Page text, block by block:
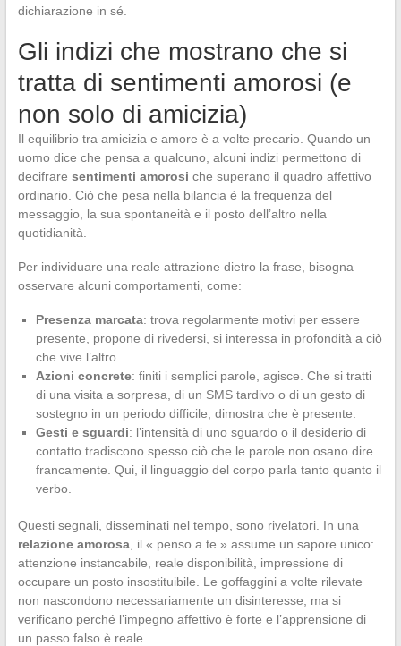
dichiarazione in sé.
Gli indizi che mostrano che si
tratta di sentimenti amorosi (e
non solo di amicizia)
Il equilibrio tra amicizia e amore è a volte precario. Quando un
uomo dice che pensa a qualcuno, alcuni indizi permettono di
decifrare sentimenti amorosi che superano il quadro affettivo
ordinario. Ciò che pesa nella bilancia è la frequenza del
messaggio, la sua spontaneità e il posto dell’altro nella
quotidianità.
Per individuare una reale attrazione dietro la frase, bisogna
osservare alcuni comportamenti, come:
Presenza marcata: trova regolarmente motivi per essere
presente, propone di rivedersi, si interessa in profondità a ciò
che vive l’altro.
Azioni concrete: finiti i semplici parole, agisce. Che si tratti
di una visita a sorpresa, di un SMS tardivo o di un gesto di
sostegno in un periodo difficile, dimostra che è presente.
Gesti e sguardi: l’intensità di uno sguardo o il desiderio di
contatto tradiscono spesso ciò che le parole non osano dire
francamente. Qui, il linguaggio del corpo parla tanto quanto il
verbo.
Questi segnali, disseminati nel tempo, sono rivelatori. In una
relazione amorosa, il « penso a te » assume un sapore unico:
attenzione instancabile, reale disponibilità, impressione di
occupare un posto insostituibile. Le goffaggini a volte rilevate
non nascondono necessariamente un disinteresse, ma si
verificano perché l’impegno affettivo è forte e l’apprensione di
un passo falso è reale.